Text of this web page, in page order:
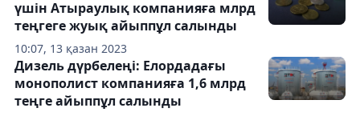
10:07, 13 қазан 2023
үшін Атыраулық компанияға млрд
теңгеге жуық айыппұл салынды
Дизель дүрбелеңі: Елордадағы
монополист компанияға 1,6 млрд
теңге айыппұл салынды